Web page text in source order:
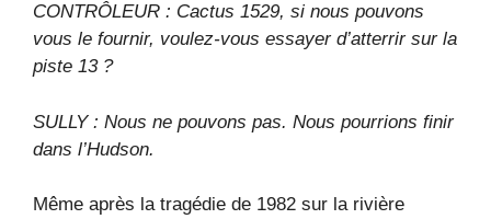
CONTRÔLEUR : Cactus 1529, si nous pouvons
vous le fournir, voulez-vous essayer d’atterrir sur la
piste 13 ?
SULLY : Nous ne pouvons pas. Nous pourrions finir
dans l’Hudson.
Même après la tragédie de 1982 sur la rivière